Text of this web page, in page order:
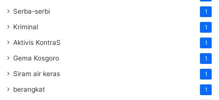
Serba-serbi 1
Kriminal 1
Aktivis KontraS 1
Gema Kosgoro 1
Siram air keras 1
berangkat 1